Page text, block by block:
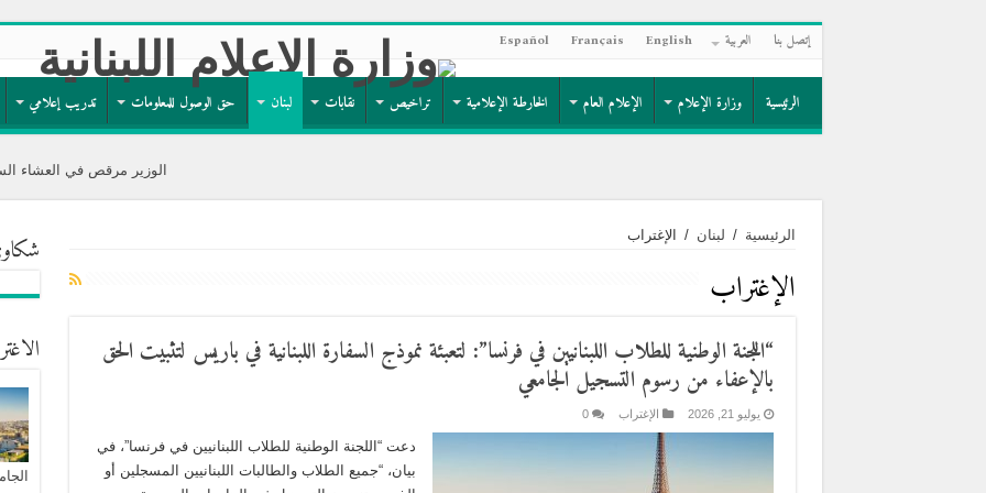
إتصل بنا العربية English
Français
Español
الرئيسية وزارة الإعلام الإعلام العام الخارطة الإعلامية تراخيص نقابات لبنان حق الوصول للمعلومات تدريب إعلامي
الوزير مرقص في العشاء السنوي لجمعية
الرئيسية / لبنان / الإغتراب
الإغتراب
“اللجنة الوطنية للطلاب اللبنانيين في فرنسا”: لتعبئة نموذج السفارة اللبنانية في باريس لتثبيت الحق
بالإعفاء من رسوم التسجيل الجامعي
يوليو 21, 2026 الإغتراب 0
دعت “اللجنة الوطنية للطلاب اللبنانيين في فرنسا”، في
بيان، “جميع الطلاب والطالبات اللبنانيين المسجلين أو